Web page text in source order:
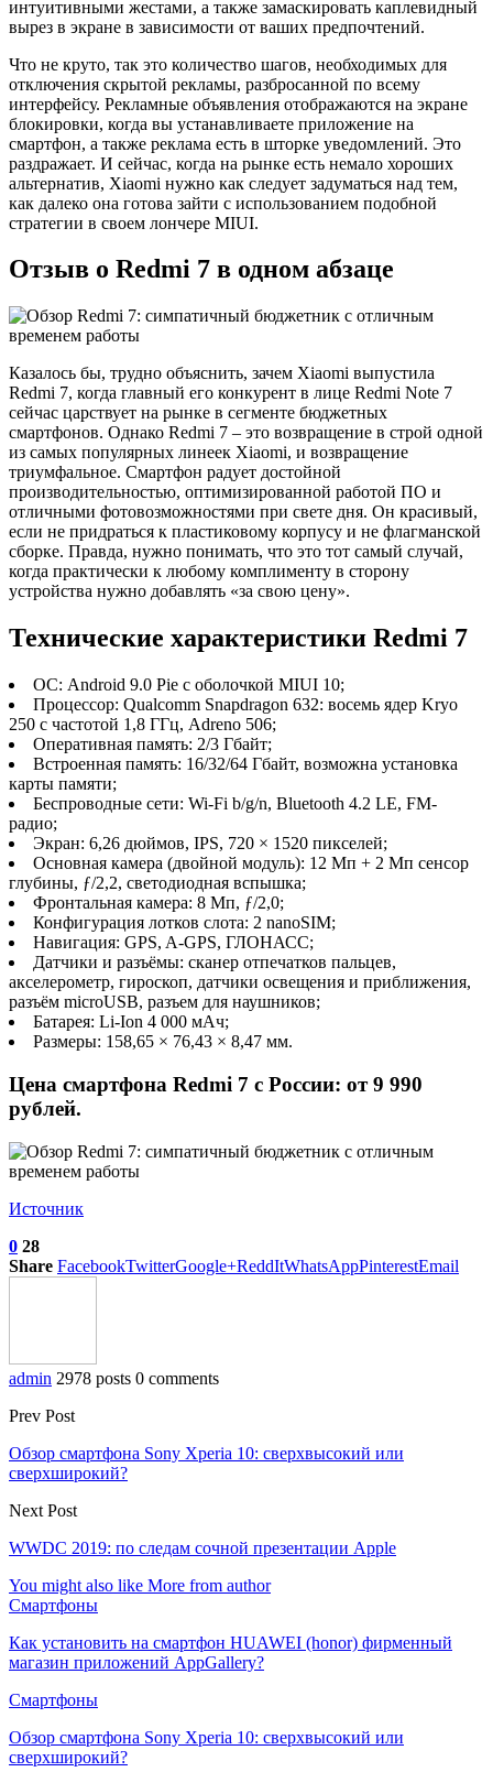
интуитивными жестами, а также замаскировать каплевидный
вырез в экране в зависимости от ваших предпочтений.
Что не круто, так это количество шагов, необходимых для
отключения скрытой рекламы, разбросанной по всему
интерфейсу. Рекламные объявления отображаются на экране
блокировки, когда вы устанавливаете приложение на
смартфон, а также реклама есть в шторке уведомлений. Это
раздражает. И сейчас, когда на рынке есть немало хороших
альтернатив, Xiaomi нужно как следует задуматься над тем,
как далеко она готова зайти с использованием подобной
стратегии в своем лончере MIUI.
Отзыв о Redmi 7 в одном абзаце
Казалось бы, трудно объяснить, зачем Xiaomi выпустила
Redmi 7, когда главный его конкурент в лице Redmi Note 7
сейчас царствует на рынке в сегменте бюджетных
смартфонов. Однако Redmi 7 – это возвращение в строй одной
из самых популярных линеек Xiaomi, и возвращение
триумфальное. Смартфон радует достойной
производительностью, оптимизированной работой ПО и
отличными фотовозможностями при свете дня. Он красивый,
если не придраться к пластиковому корпусу и не флагманской
сборке. Правда, нужно понимать, что это тот самый случай,
когда практически к любому комплименту в сторону
устройства нужно добавлять «за свою цену».
Технические характеристики Redmi 7
ОС: Android 9.0 Pie с оболочкой MIUI 10;
Процессор: Qualcomm Snapdragon 632: восемь ядер Kryo
250 с частотой 1,8 ГГц, Adreno 506;
Оперативная память: 2/3 Гбайт;
Встроенная память: 16/32/64 Гбайт, возможна установка
карты памяти;
Беспроводные сети: Wi-Fi b/g/n, Bluetooth 4.2 LE, FM-
радио;
Экран: 6,26 дюймов, IPS, 720 × 1520 пикселей;
Основная камера (двойной модуль): 12 Мп + 2 Мп сенсор
глубины, ƒ/2,2, светодиодная вспышка;
Фронтальная камера: 8 Мп, ƒ/2,0;
Конфигурация лотков слота: 2 nanoSIM;
Навигация: GPS, A-GPS, ГЛОНАСС;
Датчики и разъёмы: сканер отпечатков пальцев,
акселерометр, гироскоп, датчики освещения и приближения,
разъём microUSB, разъем для наушников;
Батарея: Li-Ion 4 000 мАч;
Размеры: 158,65 × 76,43 × 8,47 мм.
Цена смартфона Redmi 7 с России: от 9 990
рублей.
Источник
0 28
Share FacebookTwitterGoogle+ReddItWhatsAppPinterestEmail
admin 2978 posts 0 comments
Prev Post
Обзор смартфона Sony Xperia 10: сверхвысокий или
сверхширокий?
Next Post
WWDC 2019: по следам сочной презентации Apple
You might also like More from author
Смартфоны
Как установить на смартфон HUAWEI (honor) фирменный
магазин приложений AppGallery?
Смартфоны
Обзор смартфона Sony Xperia 10: сверхвысокий или
сверхширокий?